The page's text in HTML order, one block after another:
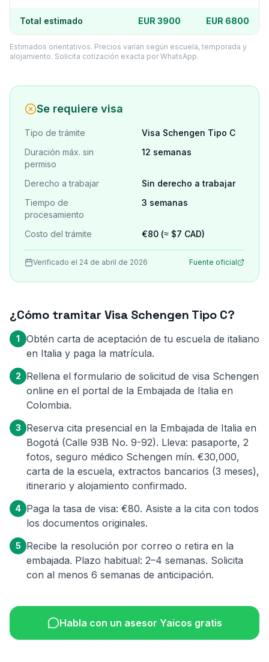
Total estimado EUR 3900 EUR 6800
Estimados orientativos. Precios varían según escuela, temporada y
alojamiento. Solicita cotización exacta por WhatsApp.
Se requiere visa
Tipo de trámite
Visa Schengen Tipo C
Duración máx. sin
permiso
12 semanas
Derecho a trabajar
Sin derecho a trabajar
Tiempo de
procesamiento
3 semanas
Costo del trámite €80 (≈ $7 CAD)
Verificado el 24 de abril de 2026 Fuente oficial
¿Cómo tramitar Visa Schengen Tipo C?
1
Obtén carta de aceptación de tu escuela de italiano
en Italia y paga la matrícula.
2
Rellena el formulario de solicitud de visa Schengen
online en el portal de la Embajada de Italia en
Colombia.
3
Reserva cita presencial en la Embajada de Italia en
Bogotá (Calle 93B No. 9-92). Lleva: pasaporte, 2
fotos, seguro médico Schengen mín. €30,000,
carta de la escuela, extractos bancarios (3 meses),
itinerario y alojamiento confirmado.
4 Paga la tasa de visa: €80. Asiste a la cita con todos
los documentos originales.
5
Recibe la resolución por correo o retira en la
embajada. Plazo habitual: 2–4 semanas. Solicita
con al menos 6 semanas de anticipación.
Habla con un asesor Yaicos gratis